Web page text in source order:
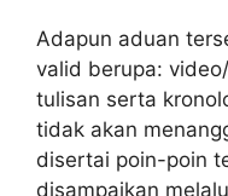
Adapun aduan
valid berupa:
tulisan serta
tidak akan
disertai poin-poin
disampaikan